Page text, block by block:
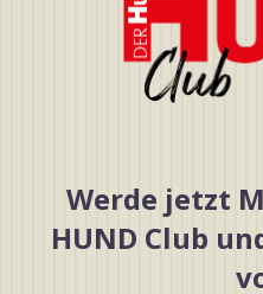
Werde jetzt
HUND Club